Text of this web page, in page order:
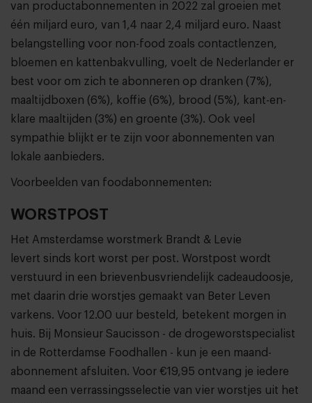
van productabonnementen in 2022 zal groeien met
één miljard euro, van 1,4 naar 2,4 miljard euro. Naast
belangstelling voor non-food zoals contactlenzen,
bloemen en kattenbakvulling, voelt de Nederlander er
best voor om zich te abonneren op dranken (7%),
maaltijdboxen (6%), koffie (6%), brood (5%), kant-en-
klare maaltijden (3%) en groente (3%). Ook veel
sympathie blijkt er te zijn voor abonnementen van
lokale aanbieders.
Voorbeelden van foodabonnementen:
WORSTPOST
Het Amsterdamse worstmerk Brandt & Levie
levert sinds kort worst per post. Worstpost wordt
verstuurd in een brievenbusvriendelijk cadeaudoosje,
met daarin drie worstjes gemaakt van Beter Leven
varkens. Voor 12.00 uur besteld, betekent morgen in
huis. Bij Monsieur Saucisson - de drogeworstspecialist
in de Rotterdamse Foodhallen - kun je een maand-
abonnement afsluiten. Voor €19,95 ontvang je iedere
maand een verrassingsselectie van vier worstjes uit het